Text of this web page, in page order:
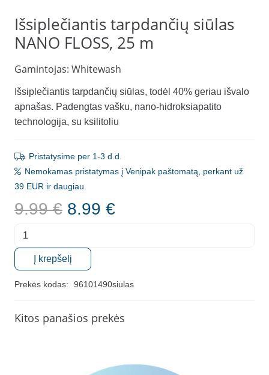
Išsiplečiantis tarpdančių siūlas
NANO FLOSS, 25 m
Gamintojas: Whitewash
Išsiplečiantis tarpdančių siūlas, todėl 40% geriau išvalo
apnašas. Padengtas vašku, nano-hidroksiapatito
technologija, su ksilitoliu
Pristatysime per 1-3 d.d.
Nemokamas pristatymas į Venipak paštomatą, perkant už
39 EUR ir daugiau.
9.99€ Original
9.99 €.
8.99 €
produkto
kiekis:
Išsiplečiantis
siūlas
FLOSS,
Į krepšelį
Prekės kodas: 96101490siulas
Kitos panašios prekės